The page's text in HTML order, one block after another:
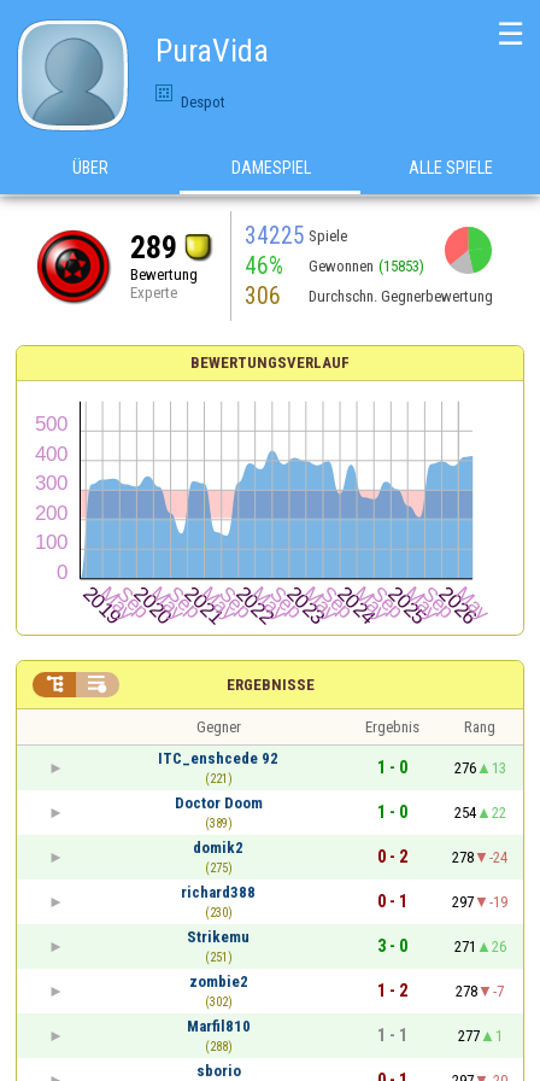
PuraVida
Despot
☰
ÜBER DAMESPIEL ALLE SPIELE
289
Bewertung
Experte
34225 Spiele
46% Gewonnen (15853)
306 Durchschn. Gegnerbewertung
BEWERTUNGSVERLAUF
ERGEBNISSE
 
Gegner Ergebnis
Rang
ITC_enshcede 92
(221)
1 - 0 276
13
Doctor Doom
(389)
1 - 0 254
22
domik2
(275)
0 - 2 278
-24
richard388
(230)
0 - 1 297
-19
Strikemu
(251)
3 - 0 271
26
zombie2
(302)
1 - 2 278
-7
Marfil810
(288)
1 - 1 277
1
sborio